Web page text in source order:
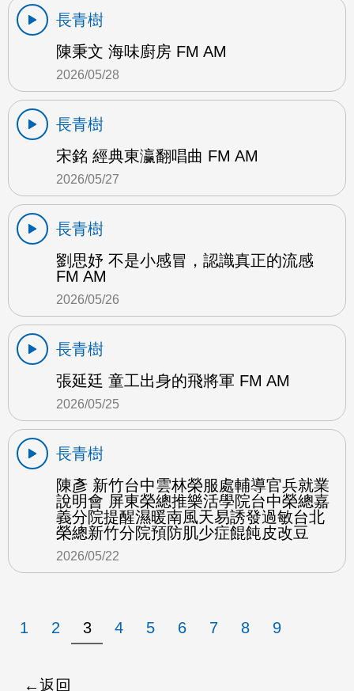
長青樹
陳秉文 海味廚房 FM AM
2026/05/28
長青樹
宋銘 經典東瀛翻唱曲 FM AM
2026/05/27
長青樹
劉思妤 不是小感冒，認識真正的流感
FM AM
2026/05/26
長青樹
張延廷 童工出身的飛將軍 FM AM
2026/05/25
長青樹
陳彥 新竹台中雲林榮服處輔導官兵就業
說明會 屏東榮總推樂活學院台中榮總嘉
義分院提醒濕暖南風天易誘發過敏台北
榮總新竹分院預防肌少症餛飩皮改豆
2026/05/22
1 2 3 4 5 6 7 8 9
返回